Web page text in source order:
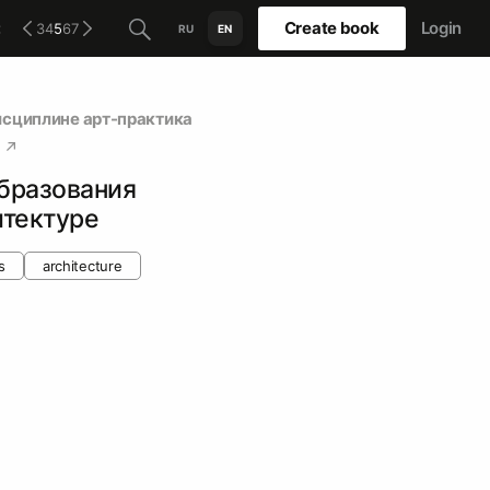
34567 RU EN Create book Login
арт-практика
architecture